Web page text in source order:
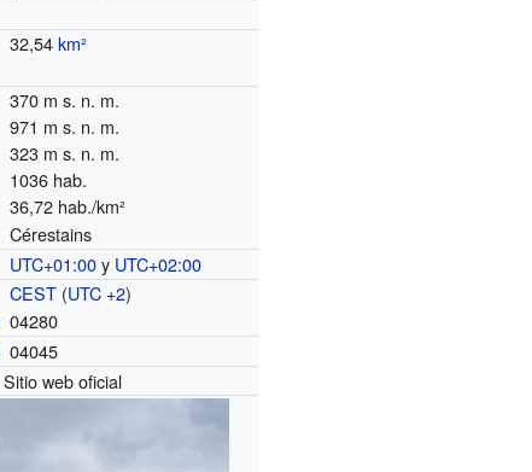
32,54km²
370 m s. n. m.
971 m s. n. m.
323 m s. n. m.
1036 hab.
36,72 hab./km²
Cérestains
UTC+01:00y UTC+02:00
CEST (UTC +2)
04280
04045
Sitio web oficial